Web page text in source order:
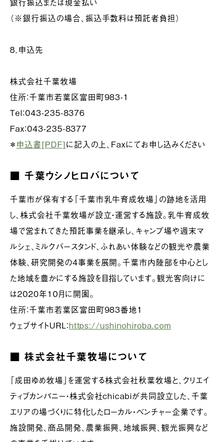
（※銀行振込の場合、振込手数料は預託者負担）
８．申込先
株式会社千葉牧場
住所：千葉市若葉区富田町983-1
Tel：043-235-8376
Fax：043-235-8377
＊申込書[PDF]に記入の上、Faxにてお申し込みください
■ 千葉ウシノヒロバについて
千葉市が保有する「千葉市乳牛育成牧場」の跡地を活用
し、株式会社千葉牧場が設立・運営する施設。乳牛育成牧
場で営まれてきた預託事業を継承し、キャンプ場や週末マ
ルシェ、ミルクバースタンド、ふれあい体験などの観光や農業
体験、研究開発の4事業を展開。千葉市内陸部を中心とし
た地域を豊かにする施設を目指しています。観光客向けに
は2020年10月に開園。
住所：千葉市若葉区富田町983番地1
ウェブサイトURL：https://ushinohiroba.com
■ 株式会社千葉牧場について
「成田ゆめ牧場」を運営する株式会社秋葉牧場と、クリエイ
ティブカンパニー・株式会社chicabiが共同設立した、千葉
エリアの場づくりに特化したローカル・ベンチャー企業です。
施設開発、商品開発、農業振興、地域振興、観光振興など